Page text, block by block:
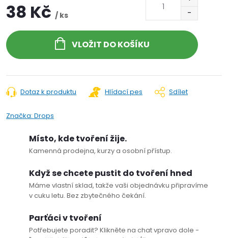
38 Kč / ks
VLOŽIT DO KOŠÍKU
Dotaz k produktu Hlídací pes Sdílet
Značka: Drops
Místo, kde tvoření žije.
Kamenná prodejna, kurzy a osobní přístup.
Když se chcete pustit do tvoření hned
Máme vlastní sklad, takže vaši objednávku připravíme
v cuku letu. Bez zbytečného čekání.
Parťáci v tvoření
Potřebujete poradit? Klikněte na chat vpravo dole -